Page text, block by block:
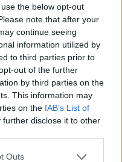
the below opt-out
note that after your
continue seeing
information utilized by
to third parties prior to
out of the further
by third parties on the
This information may
on the IAB’s List of
further disclose it to other
one or more Google
Outs
παραλία πριν ή μετά
τα μονοπάτια του
και χάρτες για τις